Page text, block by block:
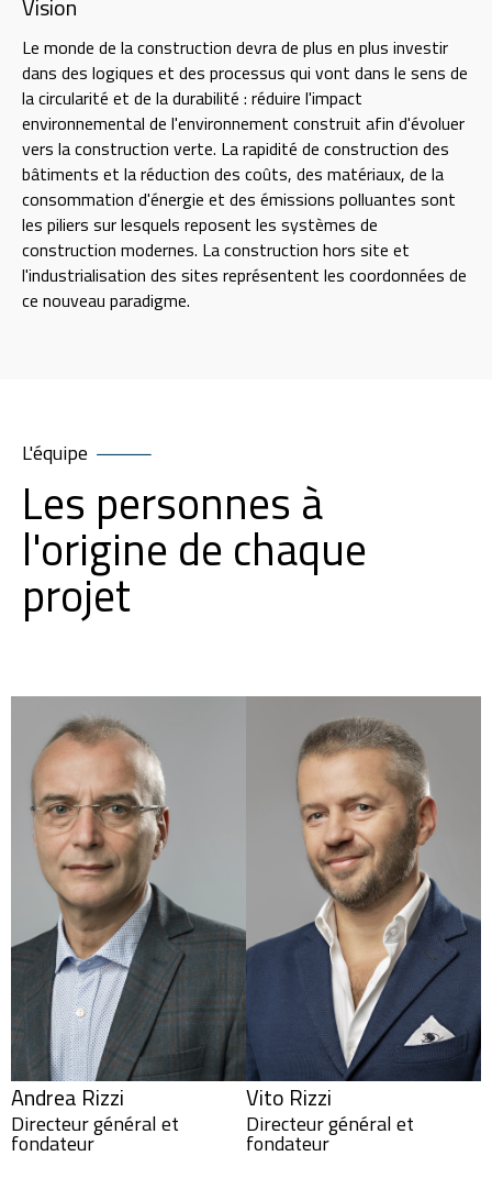
Vision
Le monde de la construction devra de plus en plus investir
dans des logiques et des processus qui vont dans le sens de
la circularité et de la durabilité : réduire l'impact
environnemental de l'environnement construit afin d'évoluer
vers la construction verte. La rapidité de construction des
bâtiments et la réduction des coûts, des matériaux, de la
consommation d'énergie et des émissions polluantes sont
les piliers sur lesquels reposent les systèmes de
construction modernes. La construction hors site et
l'industrialisation des sites représentent les coordonnées de
ce nouveau paradigme.
L'équipe
Les personnes à
l'origine de chaque
projet
Andrea Rizzi
Directeur général et
fondateur
Vito Rizzi
Directeur général et
fondateur